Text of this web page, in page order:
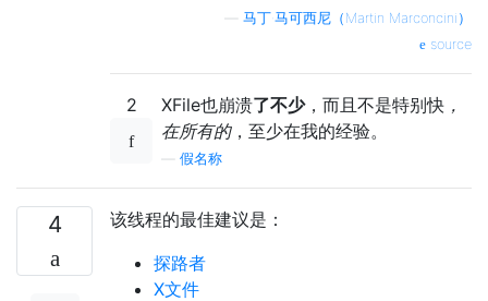
马丁·马可西尼（Martin Marconcini）
source
2 XFile也崩溃了不少，而且不是特别快 ，
在所有的，至少在我的经验。
假名称
4
该线程的最佳建议是：
探路者
X文件